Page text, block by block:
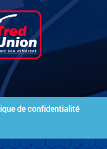
de confidentialité